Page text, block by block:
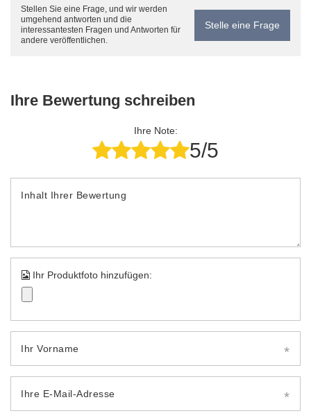
Stellen Sie eine Frage, und wir werden
umgehend antworten und die
interessantesten Fragen und Antworten für
andere veröffentlichen.
Stelle eine Frage
Ihre Bewertung schreiben
Ihre Note:
5/5
Inhalt Ihrer Bewertung
Ihr Produktfoto hinzufügen:
Ihr Vorname
Ihre E-Mail-Adresse